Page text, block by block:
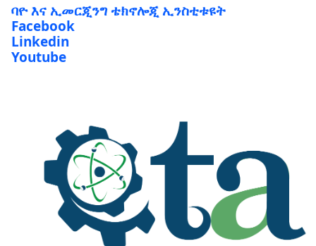
ባዮ እና ኢመርጂንግ ቴክኖሎጂ ኢንስቲቱዩት
Facebook
Linkedin
Youtube